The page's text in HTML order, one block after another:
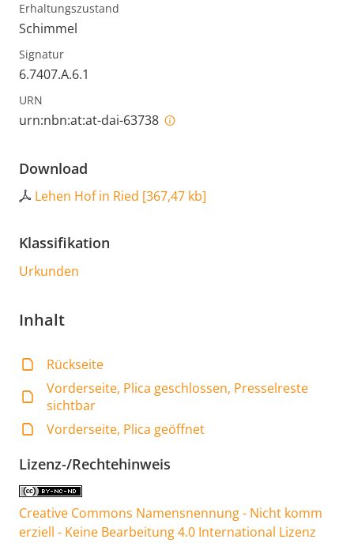
Erhaltungszustand
Schimmel
Signatur
6.7407.A.6.1
URN
urn:nbn:at:at-dai-63738
Download
Lehen Hof in Ried [367,47 kb]
Klassifikation
Urkunden
Inhalt
Rückseite
Vorderseite, Plica geschlossen, Presselreste
sichtbar
Vorderseite, Plica geöffnet
Lizenz-/Rechtehinweis
Creative Commons Namensnennung - Nicht komm
erziell - Keine Bearbeitung 4.0 International Lizenz